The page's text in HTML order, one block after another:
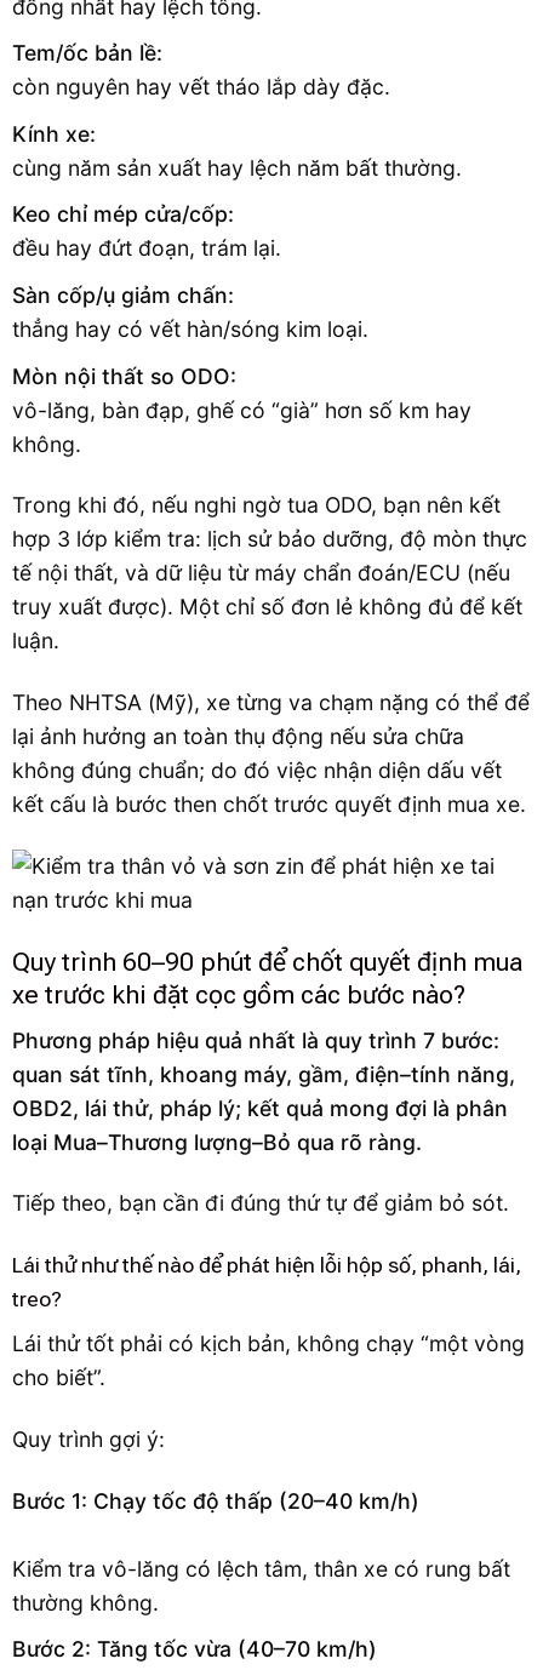
đồng nhất hay lệch tông.
Tem/ốc bản lề:
còn nguyên hay vết tháo lắp dày đặc.
Kính xe:
cùng năm sản xuất hay lệch năm bất thường.
Keo chỉ mép cửa/cốp:
đều hay đứt đoạn, trám lại.
Sàn cốp/ụ giảm chấn:
thẳng hay có vết hàn/sóng kim loại.
Mòn nội thất so ODO:
vô-lăng, bàn đạp, ghế có “già” hơn số km hay
không.
Trong khi đó, nếu nghi ngờ tua ODO, bạn nên kết
hợp 3 lớp kiểm tra: lịch sử bảo dưỡng, độ mòn thực
tế nội thất, và dữ liệu từ máy chẩn đoán/ECU (nếu
truy xuất được). Một chỉ số đơn lẻ không đủ để kết
luận.
Theo NHTSA (Mỹ), xe từng va chạm nặng có thể để
lại ảnh hưởng an toàn thụ động nếu sửa chữa
không đúng chuẩn; do đó việc nhận diện dấu vết
kết cấu là bước then chốt trước quyết định mua xe.
Quy trình 60–90 phút để chốt quyết định mua
xe trước khi đặt cọc gồm các bước nào?
Phương pháp hiệu quả nhất là quy trình 7 bước:
quan sát tĩnh, khoang máy, gầm, điện–tính năng,
OBD2, lái thử, pháp lý; kết quả mong đợi là phân
loại Mua–Thương lượng–Bỏ qua rõ ràng.
Tiếp theo, bạn cần đi đúng thứ tự để giảm bỏ sót.
Lái thử như thế nào để phát hiện lỗi hộp số, phanh, lái,
treo?
Lái thử tốt phải có kịch bản, không chạy “một vòng
cho biết”.
Quy trình gợi ý:
Bước 1: Chạy tốc độ thấp (20–40 km/h)
Kiểm tra vô-lăng có lệch tâm, thân xe có rung bất
thường không.
Bước 2: Tăng tốc vừa (40–70 km/h)